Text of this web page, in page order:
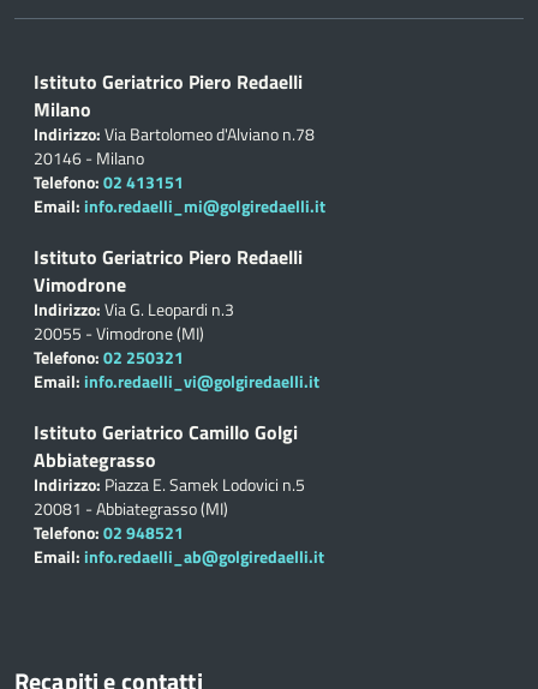
Istituto Geriatrico Piero Redaelli
Milano
Indirizzo:Via Bartolomeo d'Alviano n.78
20146 - Milano
Telefono:02 413151
Email: info.redaelli_mi@golgiredaelli.it
Istituto Geriatrico Piero Redaelli
Vimodrone
Indirizzo:Via G. Leopardi n.3
20055 - Vimodrone (MI)
Telefono:02 250321
Email: info.redaelli_vi@golgiredaelli.it
Istituto Geriatrico Camillo Golgi
Abbiategrasso
Indirizzo: Piazza E. Samek Lodovici n.5
20081 - Abbiategrasso (MI)
Telefono:02 948521
Email: info.redaelli_ab@golgiredaelli.it
Recapiti e contatti